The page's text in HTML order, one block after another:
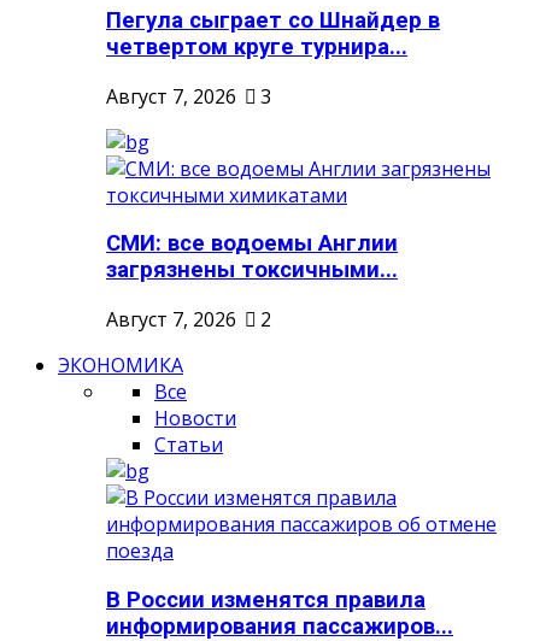
Пегула сыграет со Шнайдер в
четвертом круге турнира...
Август 7, 2026
3
СМИ: все водоемы Англии
загрязнены токсичными...
Август 7, 2026
2
ЭКОНОМИКА
Все
Новости
Статьи
В России изменятся правила
информирования пассажиров...